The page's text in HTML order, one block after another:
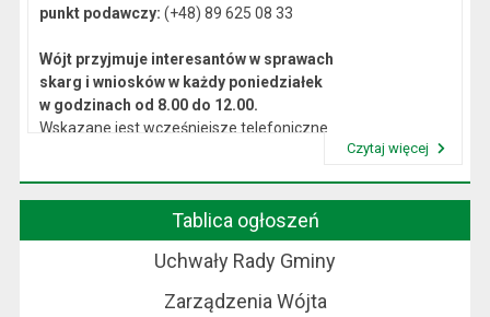
punkt podawczy: (+48) 89 625 08 33
Wójt przyjmuje interesantów w sprawach
skarg i wniosków w każdy poniedziałek
w godzinach od 8.00 do 12.00.
Wskazane jest wcześniejsze telefoniczne
Czytaj więcej
Tablica ogłoszeń
Uchwały Rady Gminy
Zarządzenia Wójta